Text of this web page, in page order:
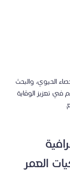
الحيوي، والبحث
تعزيز الوقاية
العمر